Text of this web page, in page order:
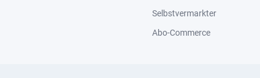
Selbstvermarkter
Abo-Commerce